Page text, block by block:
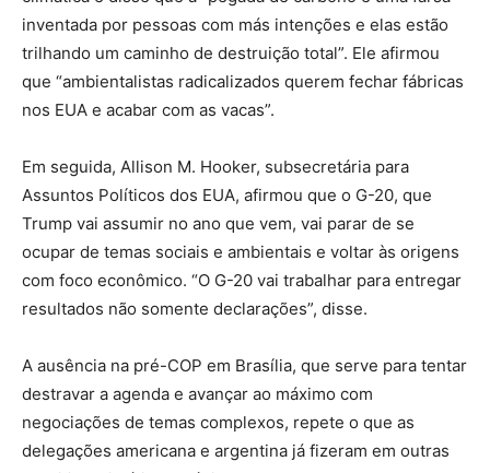
inventada por pessoas com más intenções e elas estão
trilhando um caminho de destruição total”. Ele afirmou
que “ambientalistas radicalizados querem fechar fábricas
nos EUA e acabar com as vacas”.
Em seguida, Allison M. Hooker, subsecretária para
Assuntos Políticos dos EUA, afirmou que o G-20, que
Trump vai assumir no ano que vem, vai parar de se
ocupar de temas sociais e ambientais e voltar às origens
com foco econômico. “O G-20 vai trabalhar para entregar
resultados não somente declarações”, disse.
A ausência na pré-COP em Brasília, que serve para tentar
destravar a agenda e avançar ao máximo com
negociações de temas complexos, repete o que as
delegações americana e argentina já fizeram em outras